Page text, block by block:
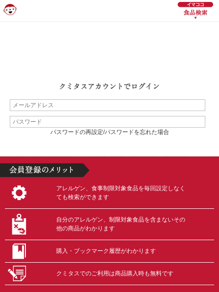
パスワードの再設定/パスワードを忘れた場合
アレルゲン、食事制限対象食品を毎回設定しなく
ても検索ができます
自分のアレルゲン、制限対象食品を含まないその
他の商品がわかります
購入・ブックマーク履歴がわかります
クミタスでのご利用は商品購入時も無料です